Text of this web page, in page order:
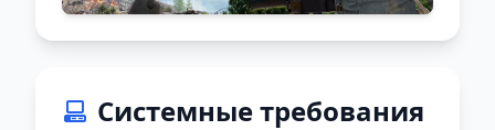
Системные требования